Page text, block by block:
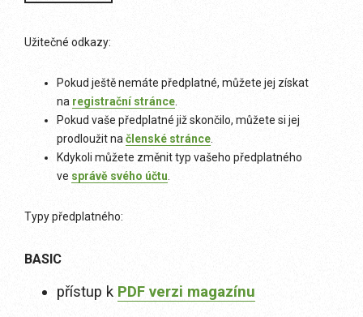
Užitečné odkazy:
Pokud ještě nemáte předplatné, můžete jej získat
na registrační stránce
Pokud vaše předplatné již skončilo, můžete si jej
prodloužit na členské stránce
Kdykoli můžete změnit typ vašeho předplatného
ve správě svého účtu
Typy předplatného:
BASIC
přístup k PDF verzi magazínu